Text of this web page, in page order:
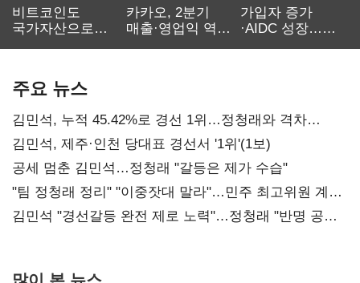
비트코인도
국가자산으로…'
카카오, 2분기
매출·영업익 역대
가입자 증가
·AIDC 성장…
주요 뉴스
김민석, 누적 45.42%로 경선 1위…정청래와 격차
0.86%p(2보)
김민석, 제주·인천 당대표 경선서 '1위'(1보)
공세 멈춘 김민석…정청래 "갈등은 제가 수습"
"팀 정청래 정리" "이중잣대 말라"…민주 최고위원 계파
다툼 격화
김민석 "경선갈등 완전 제로 노력"…정청래 "반명 공세